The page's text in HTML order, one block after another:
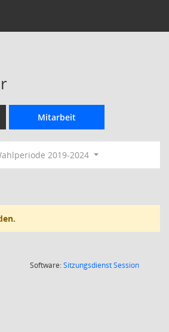
Mitarbeit
2019-2024
Software:SitzungsdienstSession(Wird in